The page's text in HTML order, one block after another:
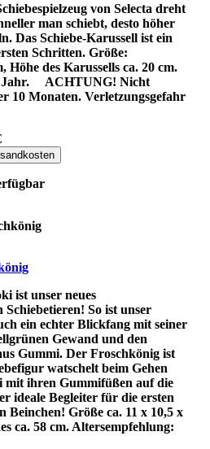
von Selecta dreht
man schiebt, desto höher
Das Schiebe-Karussell ist ein
Schritten. Größe:
Höhe des Karussells ca. 20 cm.
Jahr. ACHTUNG! Nicht
10 Monaten. Verletzungsgefahr
ist unser neues
So ist unser
ein echter Blickfang mit seiner
Gewand und den
Gummi. Der Froschkönig ist
watschelt beim Gehen
mit ihren Gummifüßen auf die
ideale Begleiter für die ersten
Beinchen! Größe ca. 11 x 10,5 x
ca. 58 cm. Altersempfehlung: